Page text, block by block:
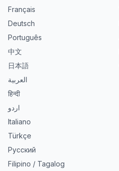
Français
Deutsch
Português
中文
日本語
العربية
हिन्दी
اردو
Italiano
Türkçe
Русский
Filipino / Tagalog